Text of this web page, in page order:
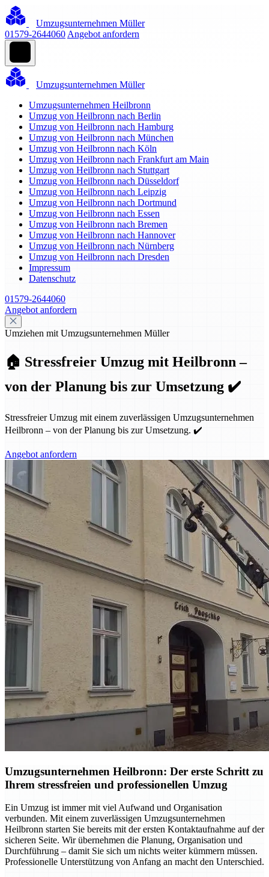
Umzugsunternehmen Müller
01579-2644060 Angebot anfordern
Umzugsunternehmen Müller
Umzugsunternehmen Heilbronn
Umzug von Heilbronn nach Berlin
Umzug von Heilbronn nach Hamburg
Umzug von Heilbronn nach München
Umzug von Heilbronn nach Köln
Umzug von Heilbronn nach Frankfurt am Main
Umzug von Heilbronn nach Stuttgart
Umzug von Heilbronn nach Düsseldorf
Umzug von Heilbronn nach Leipzig
Umzug von Heilbronn nach Dortmund
Umzug von Heilbronn nach Essen
Umzug von Heilbronn nach Bremen
Umzug von Heilbronn nach Hannover
Umzug von Heilbronn nach Nürnberg
Umzug von Heilbronn nach Dresden
Impressum
Datenschutz
01579-2644060
Angebot anfordern
Umziehen mit Umzugsunternehmen Müller
🏠 Stressfreier Umzug mit Heilbronn –
von der Planung bis zur Umsetzung ✔️
Stressfreier Umzug mit einem zuverlässigen Umzugsunternehmen
Heilbronn – von der Planung bis zur Umsetzung. ✔️
Angebot anfordern
Umzugsunternehmen Heilbronn: Der erste Schritt zu
Ihrem stressfreien und professionellen Umzug
Ein Umzug ist immer mit viel Aufwand und Organisation
verbunden. Mit einem zuverlässigen Umzugsunternehmen
Heilbronn starten Sie bereits mit der ersten Kontaktaufnahme auf der
sicheren Seite. Wir übernehmen die Planung, Organisation und
Durchführung – damit Sie sich um nichts weiter kümmern müssen.
Professionelle Unterstützung von Anfang an macht den Unterschied.